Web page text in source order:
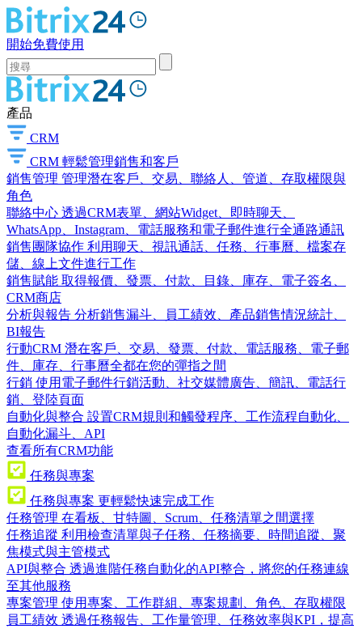
開始免費使用
產品
CRM
CRM 輕鬆管理銷售和客戶
銷售管理 管理潛在客戶、交易、聯絡人、管道、存取權限與
角色
聯絡中心 透過CRM表單、網站Widget、即時聊天、
WhatsApp、Instagram、電話服務和電子郵件進行全通路通訊
銷售團隊協作 利用聊天、視訊通話、任務、行事曆、檔案存
儲、線上文件進行工作
銷售賦能 取得報價、發票、付款、目錄、庫存、電子簽名、
CRM商店
分析與報告 分析銷售漏斗、員工績效、產品銷售情況統計、
BI報告
行動CRM 潛在客戶、交易、發票、付款、電話服務、電子郵
件、庫存、行事曆全都在您的彈指之間
行銷 使用電子郵件行銷活動、社交媒體廣告、簡訊、電話行
銷、登陸頁面
自動化與整合 設置CRM規則和觸發程序、工作流程自動化、
自動化漏斗、API
查看所有CRM功能
任務與專案
任務與專案 更輕鬆快速完成工作
任務管理 在看板、甘特圖、Scrum、任務清單之間選擇
任務追蹤 利用檢查清單與子任務、任務摘要、時間追蹤、聚
焦模式與主管模式
API與整合 透過進階任務自動化的API整合，將您的任務連線
至其他服務
專案管理 使用專案、工作群組、專案規劃、角色、存取權限
員工績效 透過任務報告、工作量管理、任務效率與KPI，提高